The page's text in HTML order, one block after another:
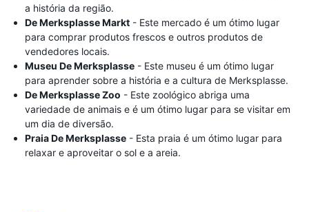
a história da região.
De Merksplasse Markt - Este mercado é um ótimo lugar
para comprar produtos frescos e outros produtos de
vendedores locais.
Museu De Merksplasse - Este museu é um ótimo lugar
para aprender sobre a história e a cultura de Merksplasse.
De Merksplasse Zoo - Este zoológico abriga uma
variedade de animais e é um ótimo lugar para se visitar em
um dia de diversão.
Praia De Merksplasse - Esta praia é um ótimo lugar para
relaxar e aproveitar o sol e a areia.